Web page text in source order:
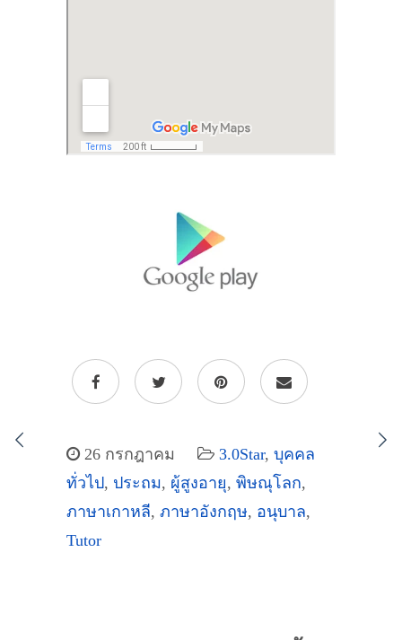
26 กรกฎาคม 3.0Star, บุคคล
ทั่วไป, ประถม, ผู้สูงอายุ, พิษณุโลก,
ภาษาเกาหลี, ภาษาอังกฤษ, อนุบาล,
Tutor